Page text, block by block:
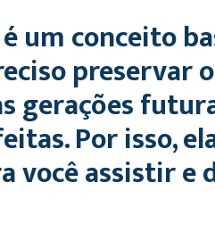
um conceito
preservar
gerações
Por isso,
você assistir e